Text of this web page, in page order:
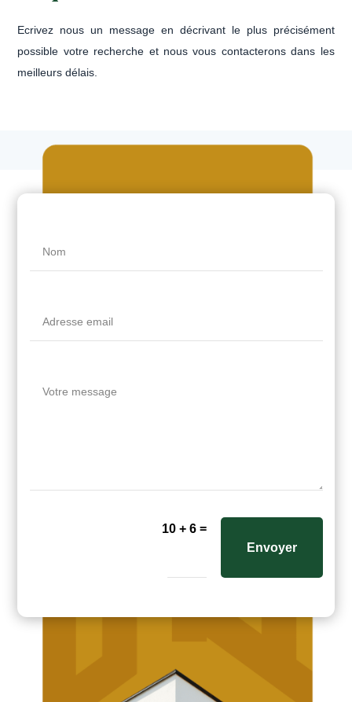
Ecrivez nous un message en décrivant le plus précisément
possible votre recherche et nous vous contacterons dans les
meilleurs délais.
10 + 6=
Envoyer